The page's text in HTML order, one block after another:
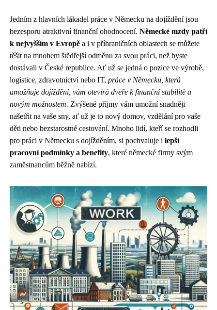
Jedním z hlavních lákadel práce v Německu na dojíždění jsou
bezesporu atraktivní finanční ohodnocení. Německé mzdy patří
k nejvyšším v Evropě a i v příhraničních oblastech se můžete
těšit na mnohem štědřejší odměnu za svou práci, než byste
dostávali v České republice. Ať už se jedná o pozice ve výrobě,
logistice, zdravotnictví nebo IT, práce v Německu, která
umožňuje dojíždění, vám otevírá dveře k finanční stabilitě a
novým možnostem. Zvýšené příjmy vám umožní snadněji
našetřit na vaše sny, ať už je to nový domov, vzdělání pro vaše
děti nebo bezstarostné cestování. Mnoho lidí, kteří se rozhodli
pro práci v Německu s dojížděním, si pochvaluje i lepší
pracovní podmínky a benefity, které německé firmy svým
zaměstnancům běžně nabízí.